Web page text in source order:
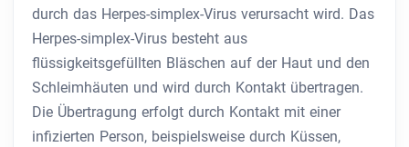
durch das Herpes-simplex-Virus verursacht wird. Das
Herpes-simplex-Virus besteht aus
flüssigkeitsgefüllten Bläschen auf der Haut und den
Schleimhäuten und wird durch Kontakt übertragen.
Die Übertragung erfolgt durch Kontakt mit einer
infizierten Person, beispielsweise durch Küssen,